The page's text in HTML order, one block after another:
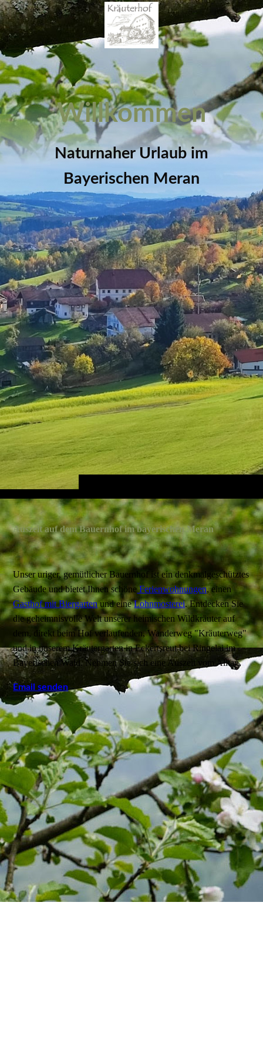
Willkommen
Naturnaher Urlaub im
Bayerischen Meran
Auszeit auf dem Bauernhof im bayerischen Meran
Unser uriger, gemütlicher Bauernhof ist ein denkmalgeschütztes
Gebäude und bietet Ihnen schöne Ferienwohnungen, einen
Gasthof mit Biergartenund eineLohnmosterei. Entdecken Sie
die geheimnisvolle Welt unserer heimischen Wildkräuter auf
dem, direkt beim Hof verlaufenden, Wanderweg "Kräuterweg"
und in unserem Kräutergarten in Eckertsreut bei Ringelai im
Bayerischen Wald. Nehmen Sie sich eine Auszeit vom Alltag.
Email senden